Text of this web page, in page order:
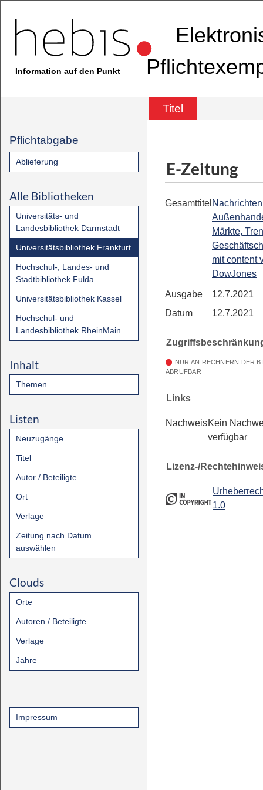
Information auf den Punkt
Titel
Pflichtabgabe
Ablieferung
Alle Bibliotheken
Universitäts- und
Landesbibliothek Darmstadt
Universitätsbibliothek Frankfurt
Hochschul-, Landes- und
Stadtbibliothek Fulda
Universitätsbibliothek Kassel
Hochschul- und
Landesbibliothek RheinMain
Inhalt
Themen
Listen
Neuzugänge
Titel
Autor / Beteiligte
Ort
Verlage
Zeitung nach Datum
auswählen
Clouds
Orte
Autoren / Beteiligte
Verlage
Jahre
Impressum
E-Zeitung
Gesamttitel
Märkte,
mit content
DowJones
Ausgabe
12.7.2021
Datum
12.7.2021
NUR AN RECHNERN DER
ABRUFBAR
Links
NachweisKein
verfügbar
Lizenz-/
1.0